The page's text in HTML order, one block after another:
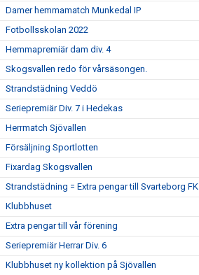
Damer hemmamatch Munkedal IP
Fotbollsskolan 2022
Hemmapremiär dam div. 4
Skogsvallen redo för vårsäsongen.
Strandstädning Veddö
Seriepremiär Div. 7 i Hedekas
Herrmatch Sjövallen
Försäljning Sportlotten
Fixardag Skogsvallen
Strandstädning = Extra pengar till Svarteborg FK
Klubbhuset
Extra pengar till vår förening
Seriepremiär Herrar Div. 6
Klubbhuset ny kollektion på Sjövallen